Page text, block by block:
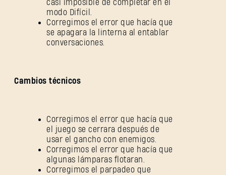
casi imposible de completar en el
modo Difícil.
Corregimos el error que hacía que
se apagara la linterna al entablar
conversaciones.
Cambios técnicos
Corregimos el error que hacía que
el juego se cerrara después de
usar el gancho con enemigos.
Corregimos el error que hacía que
algunas lámparas flotaran.
Corregimos el parpadeo que